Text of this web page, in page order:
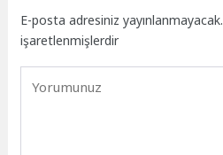
E-posta adresiniz yayınlanmayacak.
işaretlenmişlerdir